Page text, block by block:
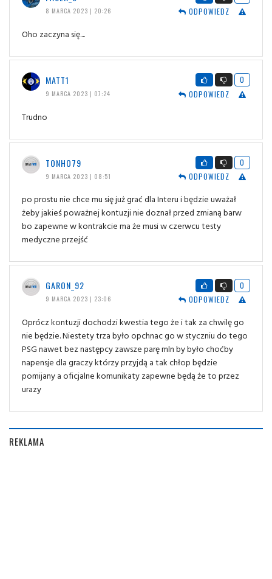
8 MARCA 2023 | 20:26
ODPOWIEDZ
Oho zaczyna się....
MATT1
9 MARCA 2023 | 07:24
0
ODPOWIEDZ
Trudno
TONHO79
9 MARCA 2023 | 08:51
0
ODPOWIEDZ
po prostu nie chce mu się już grać dla Interu i będzie uważał
żeby jakieś poważnej kontuzji nie doznał przed zmianą barw
bo zapewne w kontrakcie ma że musi w czerwcu testy
medyczne przejść
GARON_92
9 MARCA 2023 | 23:06
0
ODPOWIEDZ
Oprócz kontuzji dochodzi kwestia tego że i tak za chwilę go
nie będzie. Niestety trza było opchnac go w styczniu do tego
PSG nawet bez następcy zawsze parę mln by było choćby
napensje dla graczy którzy przyjdą a tak chłop będzie
pomijany a oficjalne komunikaty zapewne będą że to przez
urazy
REKLAMA